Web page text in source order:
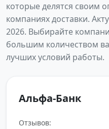
которые делятся своим
компаниях доставки.
2026. Выбирайте
большим количеством
лучших условий работы.
Альфа-Банк
Отзывов: